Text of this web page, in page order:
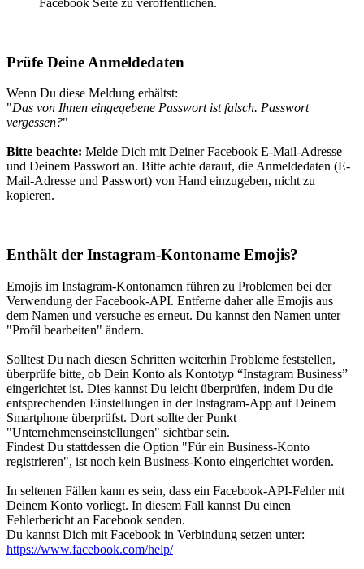
Facebook Seite zu veröffentlichen.
Prüfe Deine Anmeldedaten
Wenn Du diese Meldung erhältst:
"Das von Ihnen eingegebene Passwort ist falsch. Passwort
vergessen?"
Bitte beachte: Melde Dich mit Deiner Facebook E-Mail-Adresse
und Deinem Passwort an. Bitte achte darauf, die Anmeldedaten (E-
Mail-Adresse und Passwort) von Hand einzugeben, nicht zu
kopieren.
Enthält der Instagram-Kontoname Emojis?
Emojis im Instagram-Kontonamen führen zu Problemen bei der
Verwendung der Facebook-API. Entferne daher alle Emojis aus
dem Namen und versuche es erneut. Du kannst den Namen unter
"Profil bearbeiten" ändern.
Solltest Du nach diesen Schritten weiterhin Probleme feststellen,
überprüfe bitte, ob Dein Konto als Kontotyp “Instagram Business”
eingerichtet ist. Dies kannst Du leicht überprüfen, indem Du die
entsprechenden Einstellungen in der Instagram-App auf Deinem
Smartphone überprüfst. Dort sollte der Punkt
"Unternehmenseinstellungen" sichtbar sein.
Findest Du stattdessen die Option "Für ein Business-Konto
registrieren", ist noch kein Business-Konto eingerichtet worden.
In seltenen Fällen kann es sein, dass ein Facebook-API-Fehler mit
Deinem Konto vorliegt. In diesem Fall kannst Du einen
Fehlerbericht an Facebook senden.
Du kannst Dich mit Facebook in Verbindung setzen unter:
https://www.facebook.com/help/